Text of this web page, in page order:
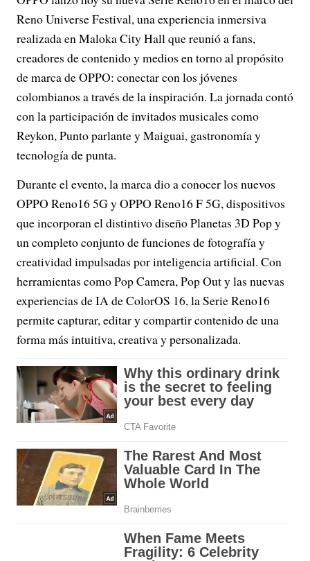
Reno Universe Festival, una experiencia inmersiva
realizada en Maloka City Hall que reunió a fans,
creadores de contenido y medios en torno al propósito
de marca de OPPO: conectar con los jóvenes
colombianos a través de la inspiración. La jornada contó
con la participación de invitados musicales como
Reykon, Punto parlante y Maiguai, gastronomía y
tecnología de punta.
Durante el evento, la marca dio a conocer los nuevos
OPPO Reno16 5G y OPPO Reno16 F 5G, dispositivos
que incorporan el distintivo diseño Planetas 3D Pop y
un completo conjunto de funciones de fotografía y
creatividad impulsadas por inteligencia artificial. Con
herramientas como Pop Camera, Pop Out y las nuevas
experiencias de IA de ColorOS 16, la Serie Reno16
permite capturar, editar y compartir contenido de una
forma más intuitiva, creativa y personalizada.